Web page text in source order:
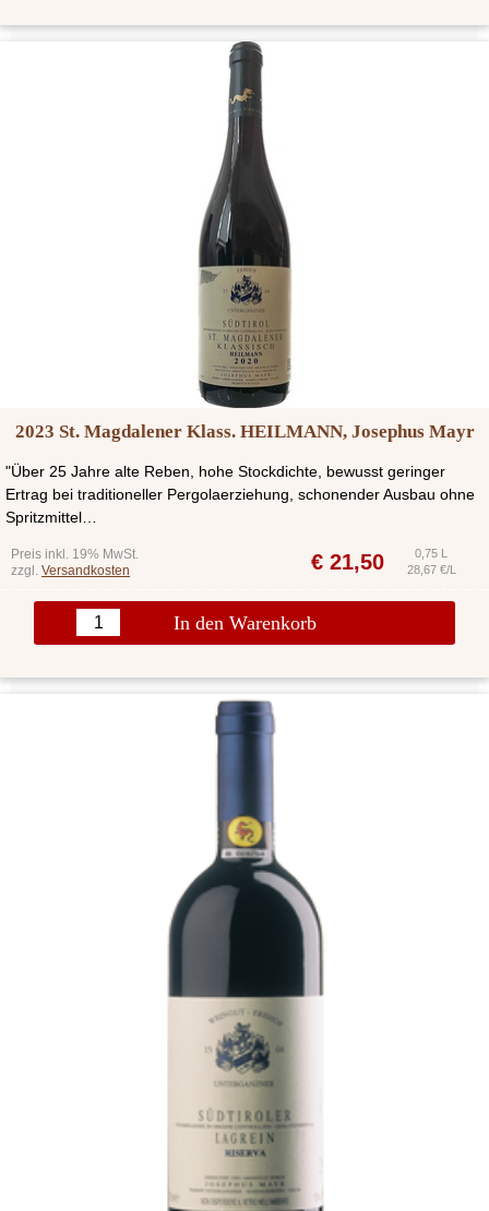
2023 St. Magdalener Klass. HEILMANN, Josephus Mayr
"Über 25 Jahre alte Reben, hohe Stockdichte, bewusst geringer
Ertrag bei traditioneller Pergolaerziehung, schonender Ausbau ohne
Spritzmittel…
Preis inkl. 19% MwSt.
zzgl. Versandkosten € 21,50
0,75 L
28,67 €/L
In den Warenkorb